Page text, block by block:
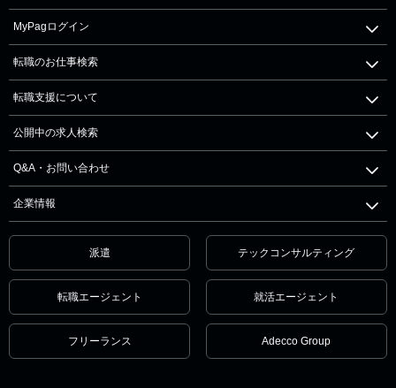
MyPagログイン
転職のお仕事検索
転職支援について
公開中の求人検索
Q&A・お問い合わせ
企業情報
派遣 テックコンサルティング
転職エージェント 就活エージェント
フリーランス Adecco Group